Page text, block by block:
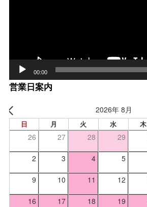
00:00
営業日案内
2026年 8月
日 月 火 水 木
26 27 28 29
2 3 4 5
9 10 11 12
16 17 18 19